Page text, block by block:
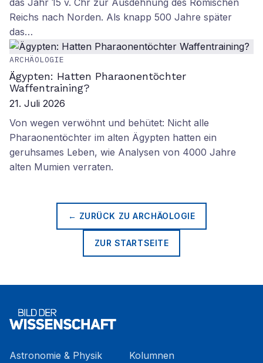
das Jahr 15 v. Chr zur Ausdehnung des Römischen
Reichs nach Norden. Als knapp 500 Jahre später
das…
ARCHÄOLOGIE
Ägypten: Hatten Pharaonentöchter
Waffentraining?
21. Juli 2026
Von wegen verwöhnt und behütet: Nicht alle
Pharaonentöchter im alten Ägypten hatten ein
geruhsames Leben, wie Analysen von 4000 Jahre
alten Mumien verraten.
← ZURÜCK ZUARCHÄOLOGIE
ZUR STARTSEITE
Astronomie & Physik
Kolumnen